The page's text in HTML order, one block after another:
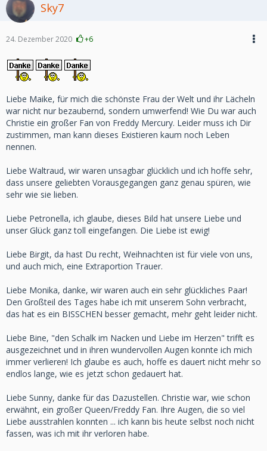
Sky7
24. Dezember 2020 +6
Liebe Maike, für mich die schönste Frau der Welt und ihr Lächeln
war nicht nur bezaubernd, sondern umwerfend! Wie Du war auch
Christie ein großer Fan von Freddy Mercury. Leider muss ich Dir
zustimmen, man kann dieses Existieren kaum noch Leben
nennen.
Liebe Waltraud, wir waren unsagbar glücklich und ich hoffe sehr,
dass unsere geliebten Vorausgegangen ganz genau spüren, wie
sehr wie sie lieben.
Liebe Petronella, ich glaube, dieses Bild hat unsere Liebe und
unser Glück ganz toll eingefangen. Die Liebe ist ewig!
Liebe Birgit, da hast Du recht, Weihnachten ist für viele von uns,
und auch mich, eine Extraportion Trauer.
Liebe Monika, danke, wir waren auch ein sehr glückliches Paar!
Den Großteil des Tages habe ich mit unserem Sohn verbracht,
das hat es ein BISSCHEN besser gemacht, mehr geht leider nicht.
Liebe Bine, "den Schalk im Nacken und Liebe im Herzen" trifft es
ausgezeichnet und in ihren wundervollen Augen konnte ich mich
immer verlieren! Ich glaube es auch, hoffe es dauert nicht mehr so
endlos lange, wie es jetzt schon gedauert hat.
Liebe Sunny, danke für das Dazustellen. Christie war, wie schon
erwähnt, ein großer Queen/Freddy Fan. Ihre Augen, die so viel
Liebe ausstrahlen konnten ... ich kann bis heute selbst noch nicht
fassen, was ich mit ihr verloren habe.